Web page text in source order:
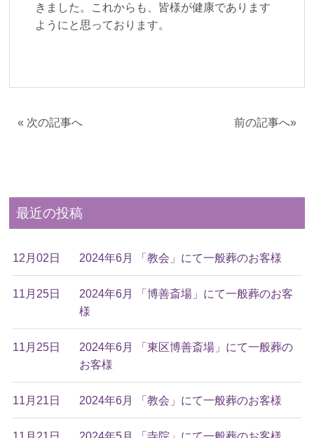
きました。これからも、皆様が健康であります
ようにと思っております。
前の記事へ»
« 次の記事へ
最近の投稿
12月02日 2024年6月 「教会」にて一般葬のお客様
11月25日
2024年6月 「博善斎場」にて一般葬のお客
様
11月25日
2024年6月 「東区博善斎場」にて一般葬の
お客様
11月21日 2024年6月 「教会」にて一般葬のお客様